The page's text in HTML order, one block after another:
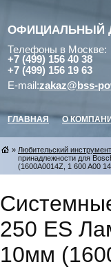
ОФИЦИАЛЬНЫЙ
Телефоны в Москве:
+7 (499) 156 40 38
+7 (499) 156 19 63
E-mail:zakaz@bss-
ГЛАВНАЯ О
» Любительский
принадлежности для
(1600A0014Z, 1 600 A00
250 ES
10мм